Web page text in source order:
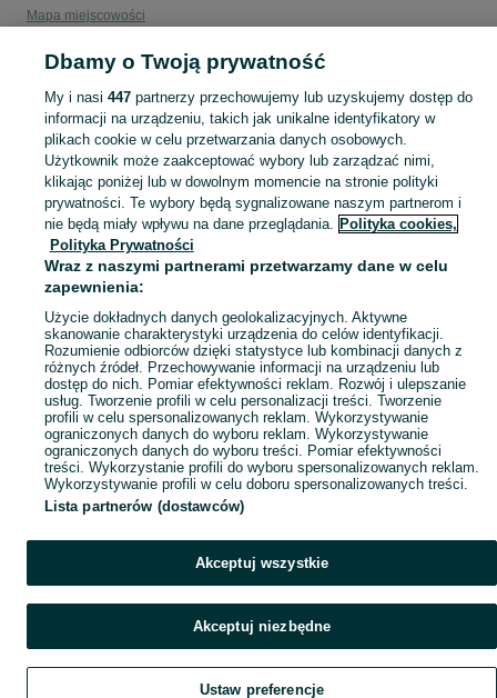
Mapa miejscowości
Popularne wyszukiwania
Dbamy o Twoją prywatność
My i nasi 447partnerzy przechowujemy lub uzyskujemy dostęp do
informacji na urządzeniu, takich jak unikalne identyfikatory w
plikach cookie w celu przetwarzania danych osobowych.
Użytkownik może zaakceptować wybory lub zarządzać nimi,
klikając poniżej lub w dowolnym momencie na stronie polityki
prywatności. Te wybory będą sygnalizowane naszym partnerom i
nie będą miały wpływu na dane przeglądania. Polityka cookies,
Polityka Prywatności
Wraz z naszymi partnerami przetwarzamy dane w celu
zapewnienia:
Użycie dokładnych danych geolokalizacyjnych. Aktywne
skanowanie charakterystyki urządzenia do celów identyfikacji.
Rozumienie odbiorców dzięki statystyce lub kombinacji danych z
różnych źródeł. Przechowywanie informacji na urządzeniu lub
dostęp do nich. Pomiar efektywności reklam. Rozwój i ulepszanie
usług. Tworzenie profili w celu personalizacji treści. Tworzenie
profili w celu spersonalizowanych reklam. Wykorzystywanie
ograniczonych danych do wyboru reklam. Wykorzystywanie
ograniczonych danych do wyboru treści. Pomiar efektywności
treści. Wykorzystanie profili do wyboru spersonalizowanych reklam.
Wykorzystywanie profili w celu doboru spersonalizowanych treści.
Lista partnerów (dostawców)
Akceptuj wszystkie
Akceptuj niezbędne
Ustaw preferencje